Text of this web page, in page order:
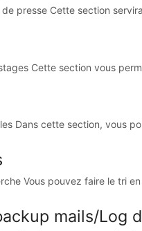
presse Cette section
Cette section vous
Dans cette section, vous
Vous pouvez faire le tri
mails/Log